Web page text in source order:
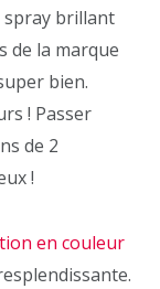
spray brillant
de la marque
bien.
! Passer
de 2
!
en couleur